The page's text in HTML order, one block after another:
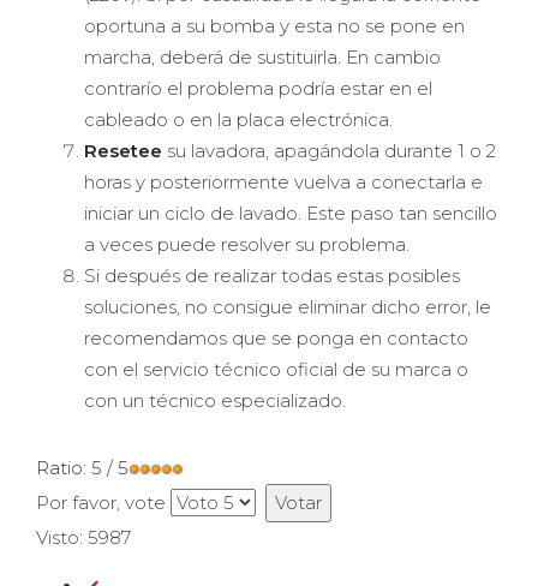
oportuna a su bomba y esta no se pone en
marcha, deberá de sustituirla. En cambio
contrarío el problema podría estar en el
cableado o en la placa electrónica.
Resetee su lavadora, apagándola durante 1 o 2
horas y posteriormente vuelva a conectarla e
iniciar un ciclo de lavado. Este paso tan sencillo
a veces puede resolver su problema.
Si después de realizar todas estas posibles
soluciones, no consigue eliminar dicho error, le
recomendamos que se ponga en contacto
con el servicio técnico oficial de su marca o
con un técnico especializado.
Ratio: 5 / 5
Por favor, vote
Visto: 5987